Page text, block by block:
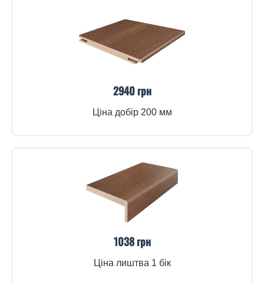
2940 грн
Ціна добір 200 мм
1038 грн
Ціна лиштва 1 бік